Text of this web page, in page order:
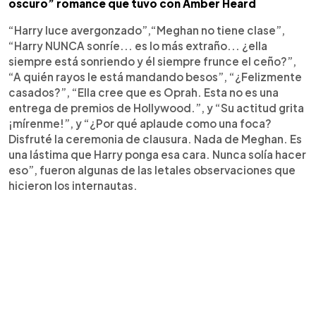
oscuro” romance que tuvo con Amber Heard
“Harry luce avergonzado”,“Meghan no tiene clase”,
“Harry NUNCA sonríe... es lo más extraño... ¿ella
siempre está sonriendo y él siempre frunce el ceño?”,
“A quién rayos le está mandando besos”, “¿Felizmente
casados?”, “Ella cree que es Oprah. Esta no es una
entrega de premios de Hollywood.”, y “Su actitud grita
¡mírenme!”, y “¿Por qué aplaude como una foca?
Disfruté la ceremonia de clausura. Nada de Meghan. Es
una lástima que Harry ponga esa cara. Nunca solía hacer
eso”, fueron algunas de las letales observaciones que
hicieron los internautas.